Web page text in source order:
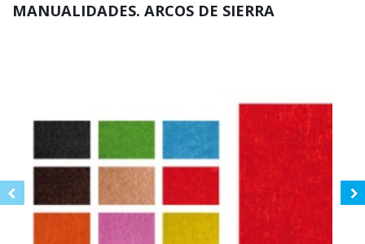
MANUALIDADES. ARCOS DE SIERRA